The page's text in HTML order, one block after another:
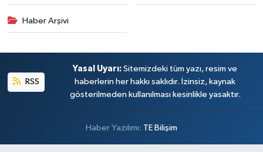
Haber Arşivi
RSS
Yasal Uyarı: Sitemizdeki tüm yazı, resim ve
haberlerin her hakkı saklıdır. İzinsiz, kaynak
gösterilmeden kullanılması kesinlikle yasaktır.
Haber Yazılımı: TE Bilişim